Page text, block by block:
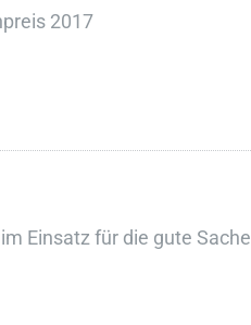
2017
Einsatz für die gute Sache